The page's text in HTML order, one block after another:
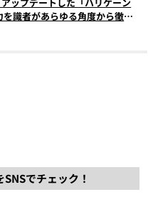
識者があらゆる角度から徹底
でチェック！